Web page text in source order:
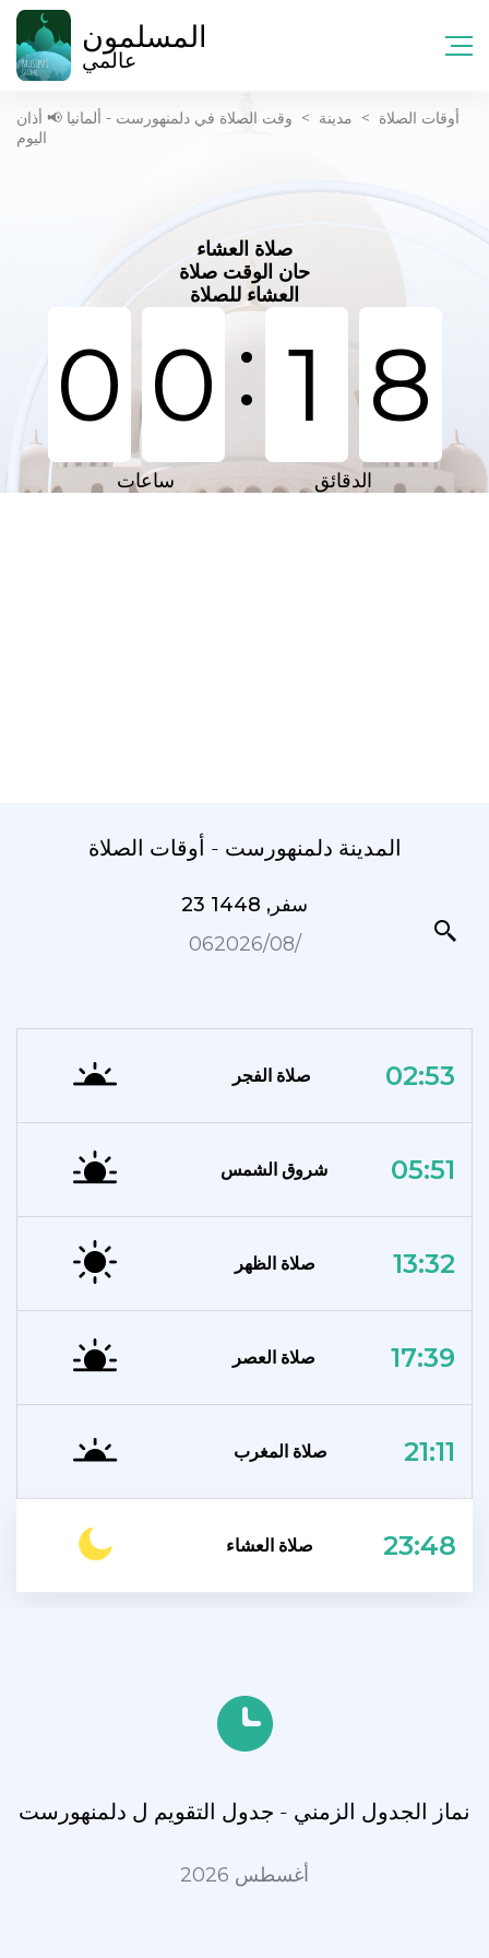
المسلمون
عالمي
أوقات الصلاة > مدينة > وقت الصلاة في دلمنهورست - ألمانيا 📢 أذان
اليوم
صلاة العشاء
حان الوقت صلاة
العشاء للصلاة
0 0: 1 8
ساعات الدقائق
المدينة دلمنهورست - أوقات الصلاة
23 سفر, 1448
06‏/08‏/2026
صلاة الفجر 02:53
شروق الشمس 05:51
صلاة الظهر 13:32
صلاة العصر 17:39
صلاة المغرب 21:11
صلاة العشاء 23:48
نماز الجدول الزمني - جدول التقويم ل دلمنهورست
أغسطس 2026